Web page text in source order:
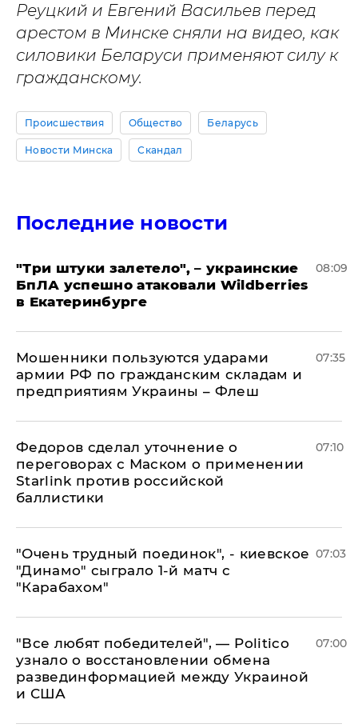
Реуцкий и Евгений Васильев перед
арестом в Минске сняли на видео, как
силовики Беларуси применяют силу к
гражданскому.
Происшествия Общество Беларусь
Новости Минска Скандал
Последние новости
"Три штуки залетело", – украинские
БпЛА успешно атаковали Wildberries
в Екатеринбурге
08:09
Мошенники пользуются ударами
армии РФ по гражданским складам и
предприятиям Украины – Флеш
07:35
Федоров сделал уточнение о
переговорах с Маском о применении
Starlink против российской
баллистики
07:10
"Очень трудный поединок", - киевское
"Динамо" сыграло 1-й матч с
"Карабахом"
07:03
​"Все любят победителей", — Politico
узнало о восстановлении обмена
развединформацией между Украиной
и США
07:00